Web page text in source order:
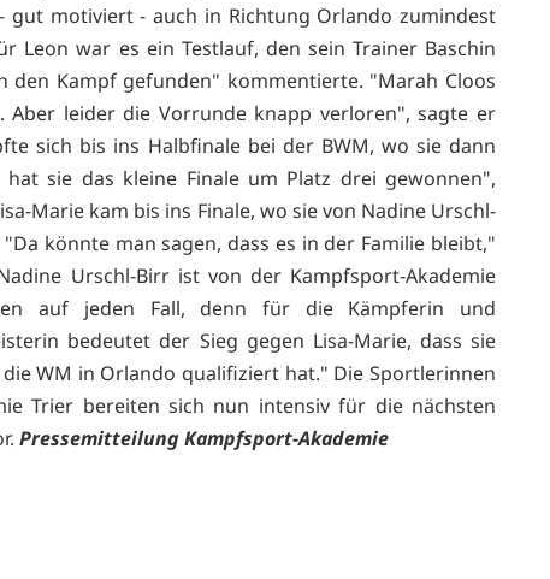
gut motiviert - auch in Richtung Orlando zumindest
Leon war es ein Testlauf, den sein Trainer Baschin
den Kampf gefunden" kommentierte. "Marah Cloos
Aber leider die Vorrunde knapp verloren", sagte er
sich bis ins Halbfinale bei der BWM, wo sie dann
sie das kleine Finale um Platz drei gewonnen",
Marie kam bis ins Finale, wo sie von Nadine Urschl-
könnte man sagen, dass es in der Familie bleibt,"
Urschl-Birr ist von der Kampfsport-Akademie
auf jeden Fall, denn für die Kämpferin und
bedeutet der Sieg gegen Lisa-Marie, dass sie
WM in Orlando qualifiziert hat." Die Sportlerinnen
Trier bereiten sich nun intensiv für die nächsten
Pressemitteilung Kampfsport-Akademie